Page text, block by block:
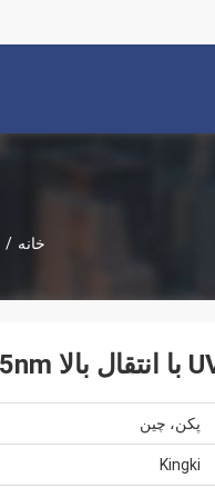
خانه /
پکن، چین
Kingki